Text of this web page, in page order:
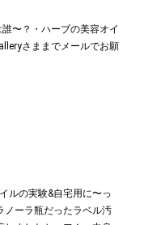
ルの実験&自宅用に〜っ
ノーラ瓶だったラベル汚